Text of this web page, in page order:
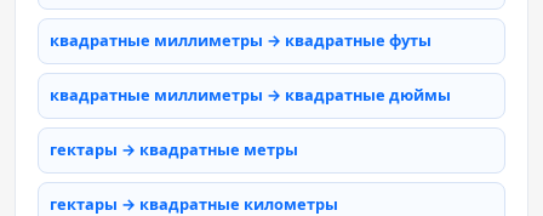
квадратные миллиметры → квадратные футы
квадратные миллиметры → квадратные дюймы
гектары → квадратные метры
гектары → квадратные километры